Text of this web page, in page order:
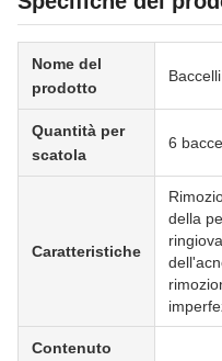
Nome del
prodotto
Quantità per
scatola
6
Caratteristiche
della
Contenuto